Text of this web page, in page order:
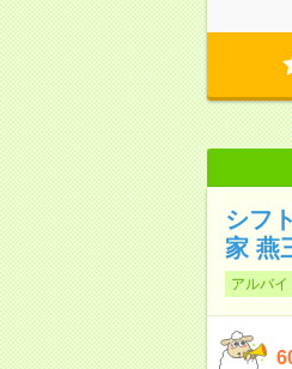
シフ
家 燕
アルバイ